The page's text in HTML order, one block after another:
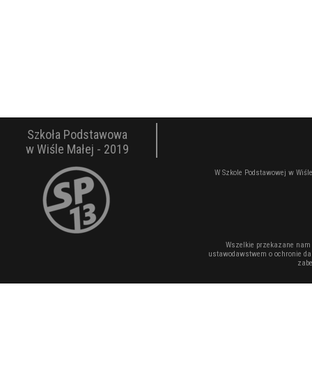
W Szkole Podstawowej w
Wszelkie przekazane
ustawodawstwem o ochronie
Szkoła Podstawowa
w Wiśle Małej - 2019